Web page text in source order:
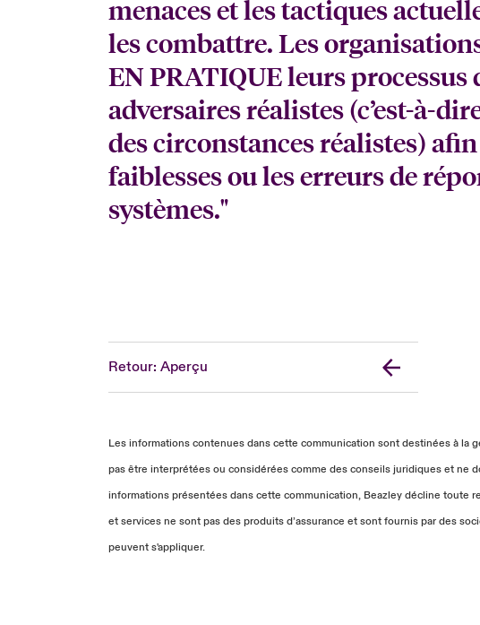
menaces et les tactiques
les combattre. Les
EN PRATIQUE leurs processus
adversaires réalistes (c’est-à-
des circonstances réalistes)
faiblesses ou les erreurs de
systèmes."
Retour: Aperçu
Les informations contenues dans cette communication sont destinées à
pas être interprétées ou considérées comme des conseils juridiques et ne
informations présentées dans cette communication, Beazley décline toute
et services ne sont pas des produits d’assurance et sont fournis par des
peuvent s'appliquer.